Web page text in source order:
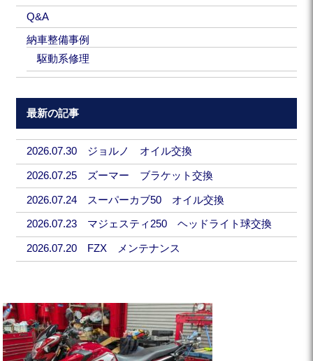
Q&A
納車整備事例
駆動系修理
最新の記事
2026.07.30 ジョルノ オイル交換
2026.07.25 ズーマー ブラケット交換
2026.07.24 スーパーカブ50 オイル交換
2026.07.23 マジェスティ250 ヘッドライト球交換
2026.07.20 FZX メンテナンス